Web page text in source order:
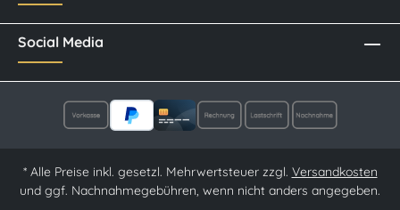
Social Media
* Alle Preise inkl. gesetzl. Mehrwertsteuer zzgl. Versandkosten
und ggf. Nachnahmegebühren, wenn nicht anders angegeben.